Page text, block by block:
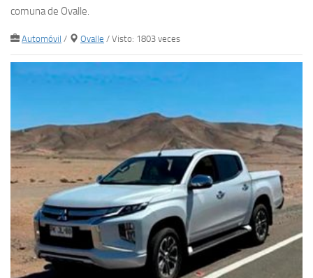
comuna de Ovalle.
Automóvil / Ovalle / Visto: 1803 veces